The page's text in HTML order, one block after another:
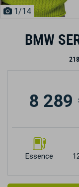
1/14
BMW
Essence
8 289